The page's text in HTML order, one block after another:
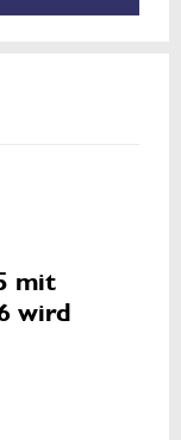
mit
wird